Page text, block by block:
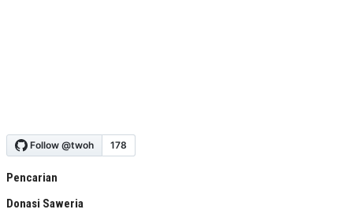
Pencarian
Donasi Saweria